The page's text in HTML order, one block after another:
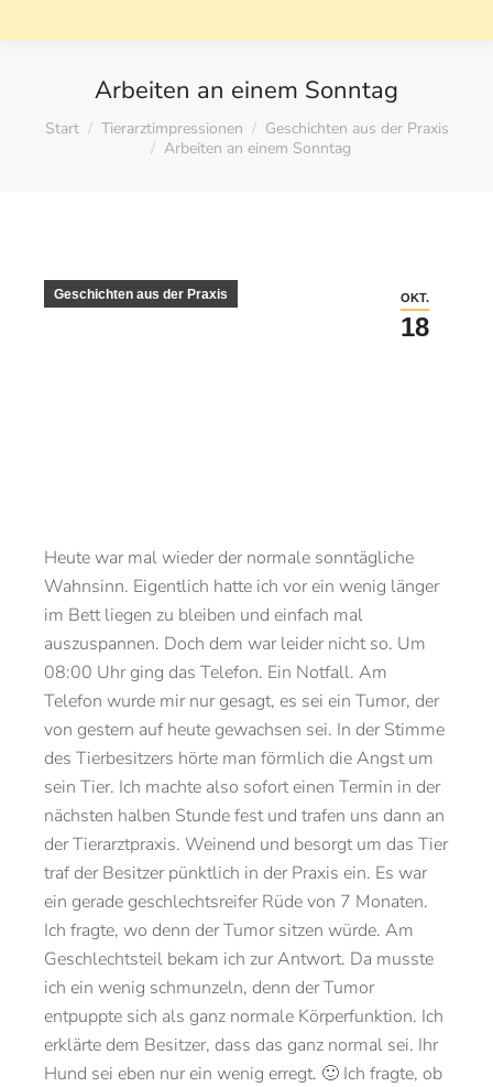
Arbeiten an einem Sonntag
Sie befinden sich hier:
Start Tierarztimpressionen
Geschichten aus der Praxis
Arbeiten an einem Sonntag
OKT.
18
Geschichten aus der Praxis
Heute war mal wieder der normale sonntägliche
Wahnsinn. Eigentlich hatte ich vor ein wenig länger
im Bett liegen zu bleiben und einfach mal
auszuspannen. Doch dem war leider nicht so. Um
08:00 Uhr ging das Telefon. Ein Notfall. Am
Telefon wurde mir nur gesagt, es sei ein Tumor, der
von gestern auf heute gewachsen sei. In der Stimme
des Tierbesitzers hörte man förmlich die Angst um
sein Tier. Ich machte also sofort einen Termin in der
nächsten halben Stunde fest und trafen uns dann an
der Tierarztpraxis. Weinend und besorgt um das Tier
traf der Besitzer pünktlich in der Praxis ein. Es war
ein gerade geschlechtsreifer Rüde von 7 Monaten.
Ich fragte, wo denn der Tumor sitzen würde. Am
Geschlechtsteil bekam ich zur Antwort. Da musste
ich ein wenig schmunzeln, denn der Tumor
entpuppte sich als ganz normale Körperfunktion. Ich
erklärte dem Besitzer, dass das ganz normal sei. Ihr
Hund sei eben nur ein wenig erregt. 🙂 Ich fragte, ob